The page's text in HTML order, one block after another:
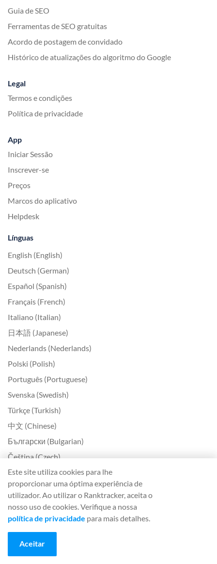
Guia de SEO
Ferramentas de SEO gratuitas
Acordo de postagem de convidado
Histórico de atualizações do algoritmo do Google
Legal
Termos e condições
Política de privacidade
App
Iniciar Sessão
Inscrever-se
Preços
Marcos do aplicativo
Helpdesk
Línguas
English (English)
Deutsch (German)
Español (Spanish)
Français (French)
Italiano (Italian)
日本語 (Japanese)
Nederlands (Nederlands)
Polski (Polish)
Português (Portuguese)
Svenska (Swedish)
Türkçe (Turkish)
中文 (Chinese)
Български (Bulgarian)
Čeština (Czech)
Dansk (Danish)
Ελληνικά (Greek)
Eesti (Estonian)
Suomi (Finnish)
Magyar (Hungarian)
Indonesia (Indonesian)
Este site utiliza cookies para lhe
proporcionar uma óptima experiência de
utilizador. Ao utilizar o Ranktracker, aceita o
nosso uso de cookies. Verifique a nossa
política de privacidade para mais detalhes.
Aceitar